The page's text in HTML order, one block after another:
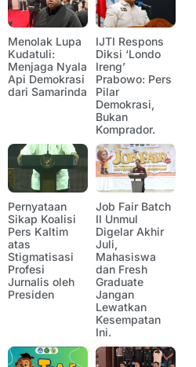
Menolak Lupa
Kudatuli:
Menjaga Nyala
Api Demokrasi
dari Samarinda
IJTI Respons
Diksi ‘Londo
Ireng’
Prabowo: Pers
Pilar
Demokrasi,
Bukan
Komprador.
Pernyataan
Sikap Koalisi
Pers Kaltim
atas
Stigmatisasi
Profesi
Jurnalis oleh
Presiden
Job Fair Batch
II Unmul
Digelar Akhir
Juli,
Mahasiswa
dan Fresh
Graduate
Jangan
Lewatkan
Kesempatan
Ini.